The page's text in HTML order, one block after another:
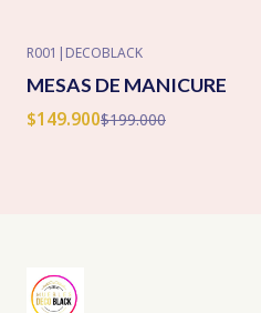
R001 | DECOBLACK
MESAS DE MANICURE
$149.900$199.000